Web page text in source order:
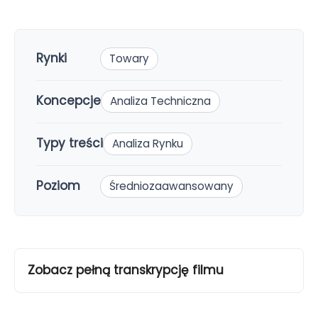
Rynki Towary
Koncepcje Analiza Techniczna
Typy treści Analiza Rynku
Poziom Średniozaawansowany
Zobacz pełną transkrypcję filmu